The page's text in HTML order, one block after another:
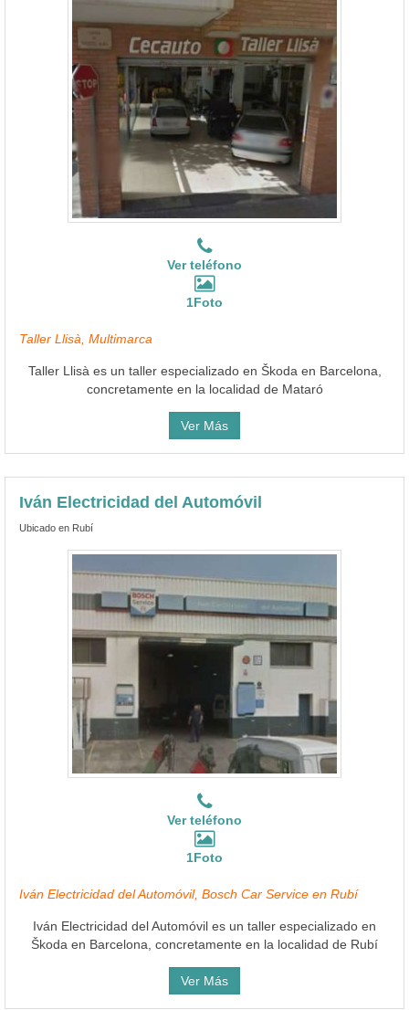
Ver teléfono
1Foto
Taller Llisà, Multimarca
Taller Llisà es un taller especializado en Škoda en Barcelona,
concretamente en la localidad de Mataró
Ver Más
Iván Electricidad del Automóvil
Ubicado en Rubí
Ver teléfono
1Foto
Iván Electricidad del Automóvil, Bosch Car Service en Rubí
Iván Electricidad del Automóvil es un taller especializado en
Škoda en Barcelona, concretamente en la localidad de Rubí
Ver Más